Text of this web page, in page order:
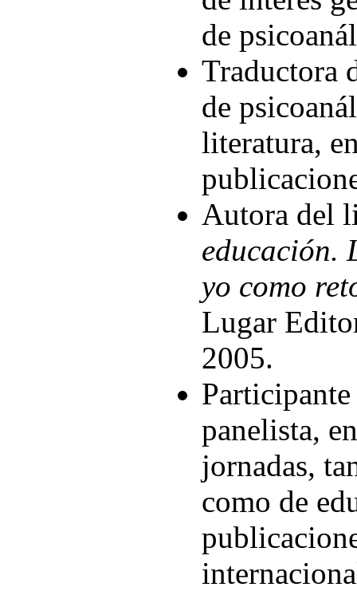
de
Traductora
de
literatura,
Autora del
educación.
yo como
Lugar
2005.
panelista,
jornadas,
como de